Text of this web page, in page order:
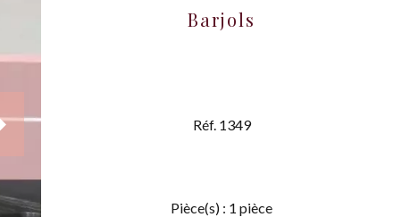
Barjols
Réf. 1349
Pièce(s) : 1 pièce